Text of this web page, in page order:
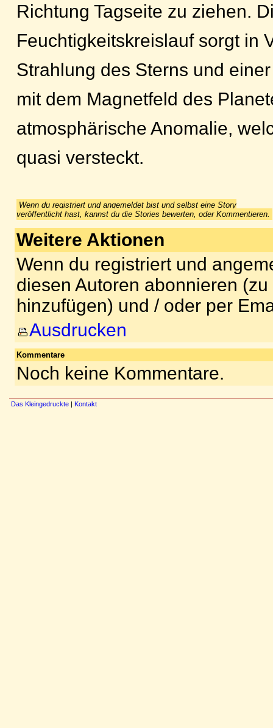
Richtung Tagseite zu ziehen.
Feuchtigkeitskreislauf sorgt in
Strahlung des Sterns und
mit dem Magnetfeld des
atmosphärische Anomalie,
quasi versteckt.
Wenn du registriert und angemeldet bist und selbst eine Story
veröffentlicht hast, kannst du die Stories bewerten, oder Kommentieren.
Weitere Aktionen
Wenn du registriert und
diesen Autoren abonnieren
hinzufügen) und / oder per
Ausdrucken
Kommentare
Noch keine Kommentare.
Das Kleingedruckte | Kontakt